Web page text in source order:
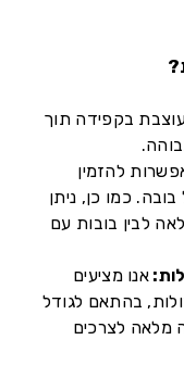
בקפידה תוך
להזמין
בובה. כמו כן, ניתן
לבין בובות עם
אנו מציעים
בהתאם לגודל
מלאה לצרכים